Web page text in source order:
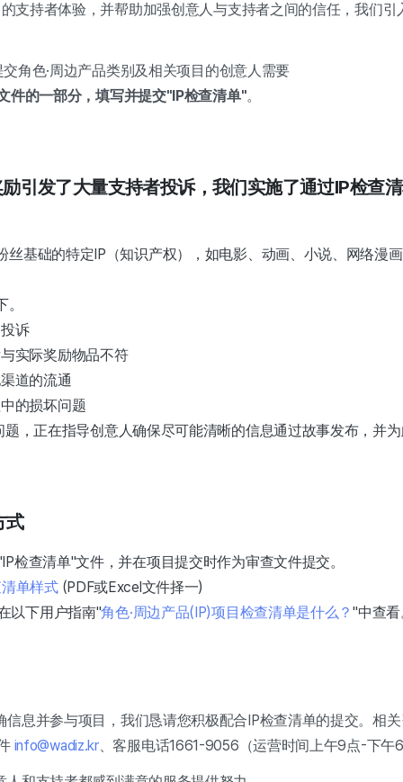
支持者体验，并帮助加强创意人与支持者之间的信任，我们引
角色·周边产品类别及相关项目的创意人需要
件的一部分，填写并提交"IP检查清单"。
励引发了大量支持者投诉，我们实施了通过IP检查
丝基础的特定IP（知识产权），如电影、动画、小说、网络漫
诉
实际奖励物品不符
道的流通
的损坏问题
题，正在指导创意人确保尽可能清晰的信息通过故事发布，并
式
检查清单"文件，并在项目提交时作为审查文件提交。
单样式(PDF或Excel文件择一)
以下用户指南"角色·周边产品(IP)项目检查清单是什么？"中查
信息并参与项目，我们恳请您积极配合IP检查清单的提交。相
info@wadiz.kr、客服电话1661-9056（运营时间上午9点-下午